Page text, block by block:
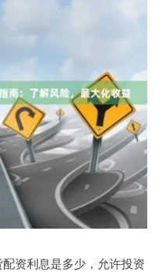
资利息是多少，允许投资